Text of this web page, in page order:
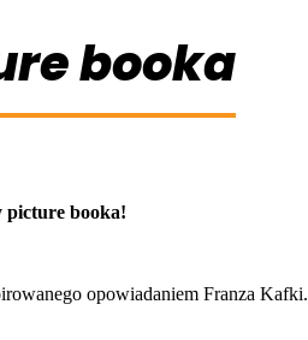
booka
picture booka!
opowiadaniem Franza Kafki.